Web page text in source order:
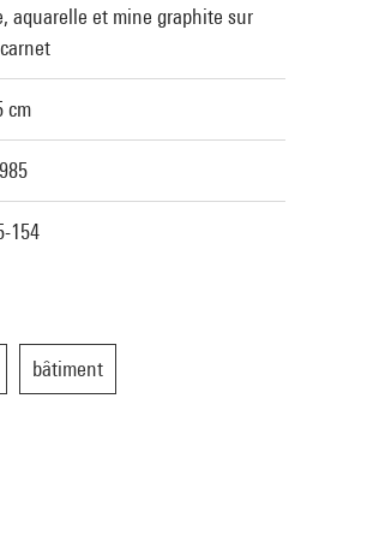
aquarelle et mine graphite sur
cm
154
bâtiment